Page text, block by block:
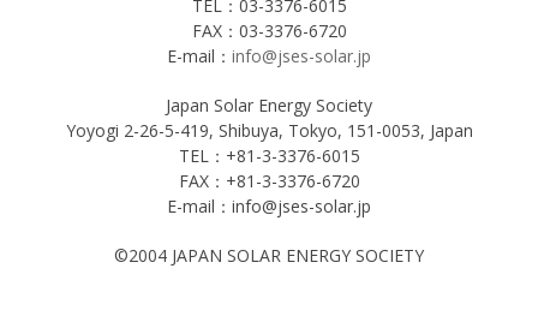
TEL：03-3376-6015
FAX：03-3376-6720
E-mail： info@jses-solar.jp
Japan Solar Energy Society
Yoyogi 2-26-5-419, Shibuya, Tokyo, 151-0053, Japan
TEL：+81-3-3376-6015
FAX：+81-3-3376-6720
E-mail：info@jses-solar.jp
©2004 JAPAN SOLAR ENERGY SOCIETY